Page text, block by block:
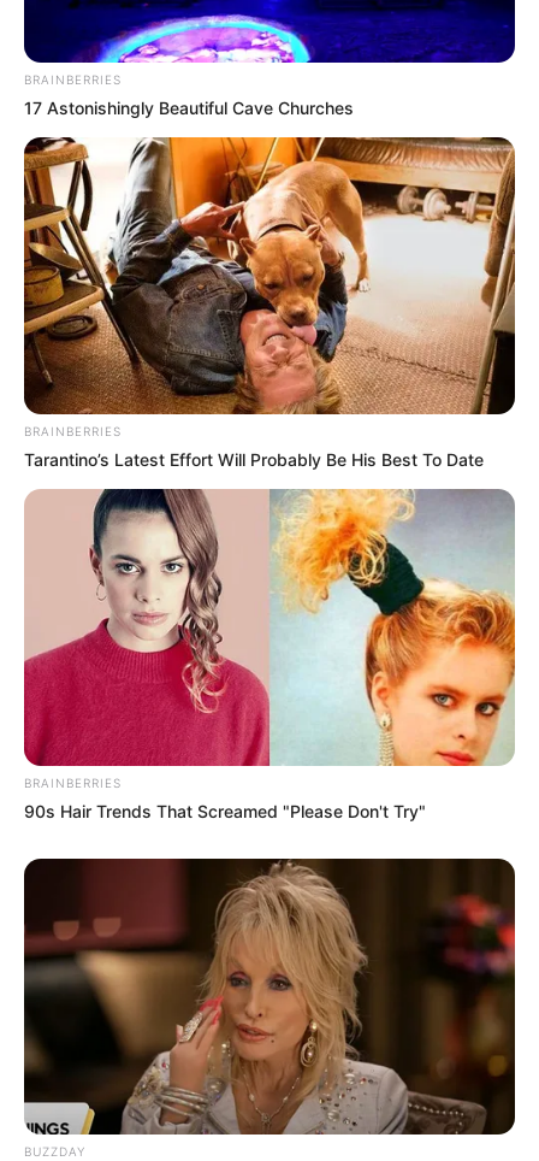
BRAINBERRIES
17 Astonishingly Beautiful Cave Churches
BRAINBERRIES
Tarantino’s Latest Effort Will Probably Be His Best To Date
BRAINBERRIES
90s Hair Trends That Screamed "Please Don't Try"
BUZZDAY